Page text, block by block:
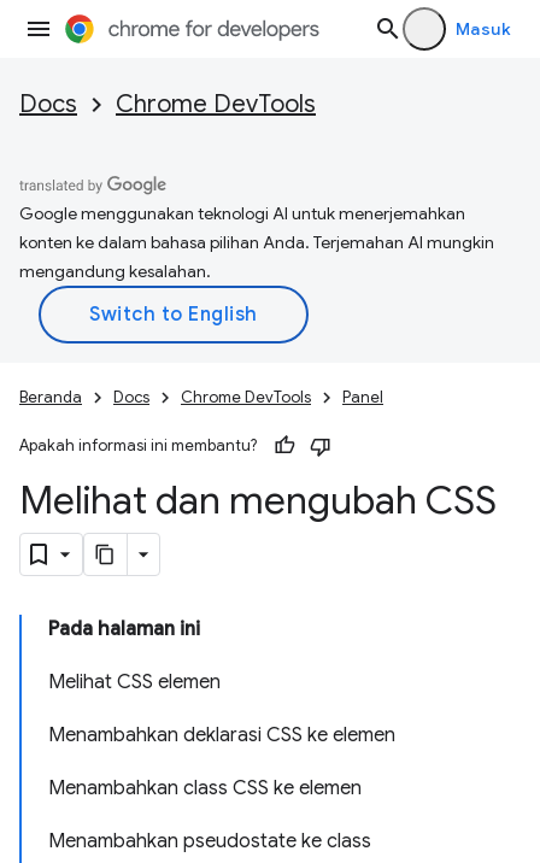
Masuk
Docs Chrome DevTools
Google menggunakan teknologi AI untuk menerjemahkan
konten ke dalam bahasa pilihan Anda. Terjemahan AI mungkin
mengandung kesalahan.
Beranda Docs Chrome DevTools Panel
Apakah informasi ini membantu?
Melihat dan mengubah CSS
Pada halaman ini
Melihat CSS elemen
Menambahkan deklarasi CSS ke elemen
Menambahkan class CSS ke elemen
Menambahkan pseudostate ke class